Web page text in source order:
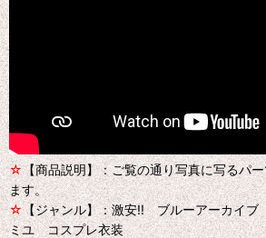
☆【商品説明】：ご覧の通り写真に写るパ
ます。
☆【ジャンル】：激安!! ブルーアーカイ
ミユ コスプレ衣装